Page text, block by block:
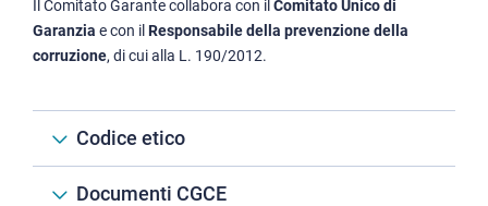
Il Comitato Garante collabora con il Comitato Unico di
Garanzia e con il Responsabile della prevenzione della
corruzione, di cui alla L. 190/2012.
Codice etico
Documenti CGCE